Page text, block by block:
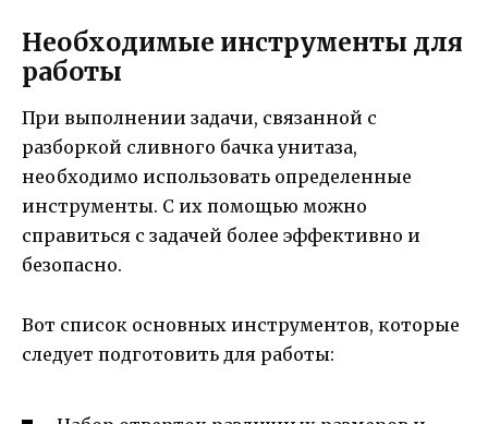
Необходимые инструменты для
работы
При выполнении задачи, связанной с
разборкой сливного бачка унитаза,
необходимо использовать определенные
инструменты. С их помощью можно
справиться с задачей более эффективно и
безопасно.
Вот список основных инструментов, которые
следует подготовить для работы: